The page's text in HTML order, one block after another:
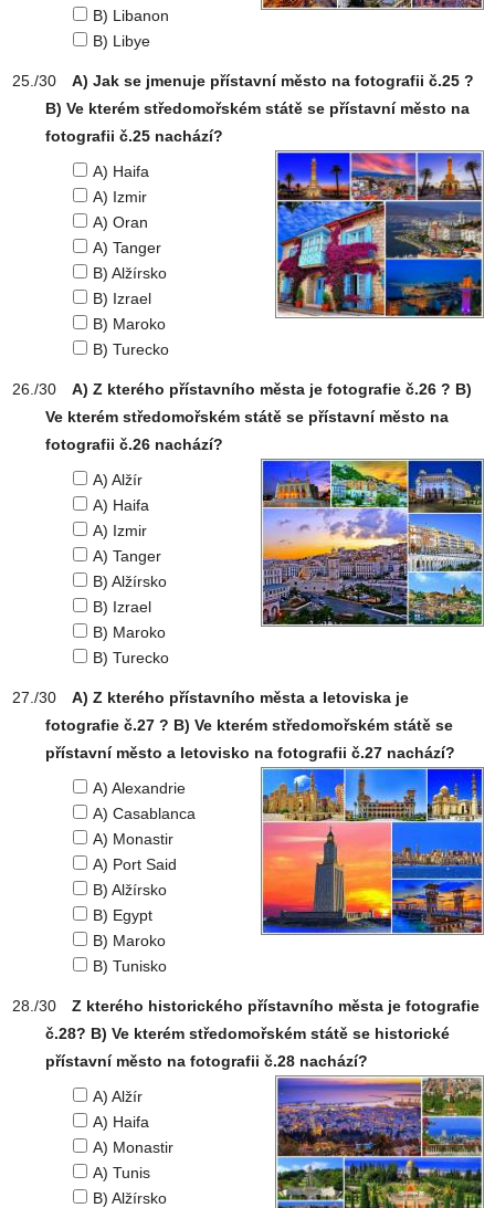
B) Libanon
B) Libye
A) Jak se jmenuje přístavní město na fotografii č.25 ?
B) Ve kterém středomořském státě se přístavní město na
fotografii č.25 nachází?
A) Haifa
A) Izmir
A) Oran
A) Tanger
B) Alžírsko
B) Izrael
B) Maroko
B) Turecko
A) Z kterého přístavního města je fotografie č.26 ? B)
Ve kterém středomořském státě se přístavní město na
fotografii č.26 nachází?
A) Alžír
A) Haifa
A) Izmir
A) Tanger
B) Alžírsko
B) Izrael
B) Maroko
B) Turecko
A) Z kterého přístavního města a letoviska je
fotografie č.27 ? B) Ve kterém středomořském státě se
přístavní město a letovisko na fotografii č.27 nachází?
A) Alexandrie
A) Casablanca
A) Monastir
A) Port Said
B) Alžírsko
B) Egypt
B) Maroko
B) Tunisko
Z kterého historického přístavního města je fotografie
č.28? B) Ve kterém středomořském státě se historické
přístavní město na fotografii č.28 nachází?
A) Alžír
A) Haifa
A) Monastir
A) Tunis
B) Alžírsko